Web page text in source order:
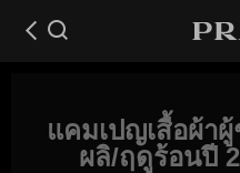
แคมเปญเสื้อผ้า
ผลิ/ฤดูร้อนปี